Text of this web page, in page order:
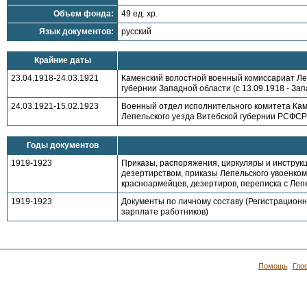
Объем фонда:
49 ед. хр.
Язык документов:
русский
Крайние даты
23.04.1918-24.03.1921
Каменский волостной военный комиссариат
губернии Западной области (с 13.09.1918 -
24.03.1921-15.02.1923
Военный отдел исполнительного комитета
Лепельского уезда Витебской губернии РСФСР
Годы документов
1919-1923
Приказы, распоряжения, циркуляры и
дезертирством, приказы Лепельского
красноармейцев, дезертиров, переписка с
1919-1923
Документы по личному составу
зарплате работников)
Помощь